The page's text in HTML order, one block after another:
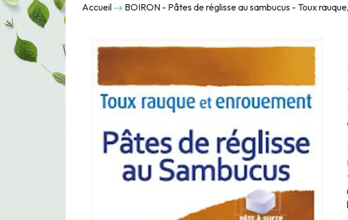
Accueil BOIRON - Pâtes de réglisse au sambucus - Toux